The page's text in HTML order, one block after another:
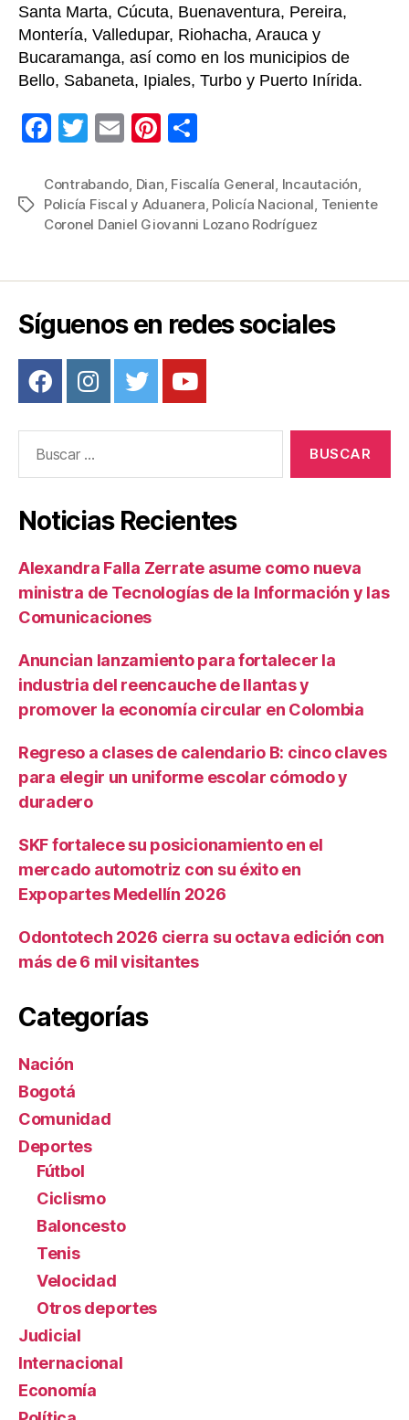
Santa Marta, Cúcuta, Buenaventura, Pereira,
Montería, Valledupar, Riohacha, Arauca y
Bucaramanga, así como en los municipios de
Bello, Sabaneta, Ipiales, Turbo y Puerto Inírida.
F
c
e
o
k
T
tt
er
E
ail
Pi
er
e
m
p
tir
Etiquetas
Contrabando Dian Fiscalía General Incautación
Policía Fiscal y Aduanera Policía Nacional Teniente
Coronel Daniel Giovanni Lozano Rodríguez
Síguenos en redes sociales
Noticias Recientes
Alexandra Falla Zerrate asume como nueva
ministra de Tecnologías de la Información y las
Comunicaciones
Anuncian lanzamiento para fortalecer la
industria del reencauche de llantas y
promover la economía circular en Colombia
Regreso a clases de calendario B: cinco claves
para elegir un uniforme escolar cómodo y
duradero
SKF fortalece su posicionamiento en el
mercado automotriz con su éxito en
Expopartes Medellín 2026
Odontotech 2026 cierra su octava edición con
más de 6 mil visitantes
Categorías
Nación
Bogotá
Comunidad
Deportes
Fútbol
Ciclismo
Baloncesto
Tenis
Velocidad
Otros deportes
Judicial
Internacional
Economía